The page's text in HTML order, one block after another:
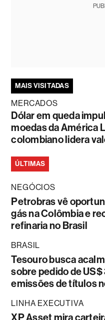
MAIS VISITADAS
MERCADOS
Dólar em queda
moedas da América
colombiano lidera
ÚLTIMAS
NEGÓCIOS
Petrobras vê
gás na Colômbia e
refinaria no Brasil
BRASIL
Tesouro busca
sobre pedido de US$
emissões de títulos
LINHA EXECUTIVA
XP Asset mira